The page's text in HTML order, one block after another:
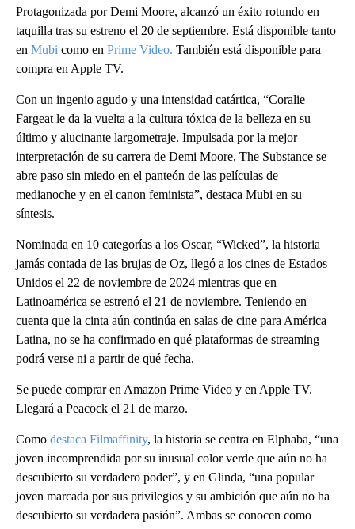
Protagonizada por Demi Moore, alcanzó un éxito rotundo en
taquilla tras su estreno el 20 de septiembre. Está disponible tanto
en Mubi como en Prime Video. También está disponible para
compra en Apple TV.
Con un ingenio agudo y una intensidad catártica, “Coralie
Fargeat le da la vuelta a la cultura tóxica de la belleza en su
último y alucinante largometraje. Impulsada por la mejor
interpretación de su carrera de Demi Moore, The Substance se
abre paso sin miedo en el panteón de las películas de
medianoche y en el canon feminista”, destaca Mubi en su
síntesis.
Nominada en 10 categorías a los Oscar, “Wicked”, la historia
jamás contada de las brujas de Oz, llegó a los cines de Estados
Unidos el 22 de noviembre de 2024 mientras que en
Latinoamérica se estrenó el 21 de noviembre. Teniendo en
cuenta que la cinta aún continúa en salas de cine para América
Latina, no se ha confirmado en qué plataformas de streaming
podrá verse ni a partir de qué fecha.
Se puede comprar en Amazon Prime Video y en Apple TV.
Llegará a Peacock el 21 de marzo.
Como destaca Filmaffinity, la historia se centra en Elphaba, “una
joven incomprendida por su inusual color verde que aún no ha
descubierto su verdadero poder”, y en Glinda, “una popular
joven marcada por sus privilegios y su ambición que aún no ha
descubierto su verdadera pasión”. Ambas se conocen como